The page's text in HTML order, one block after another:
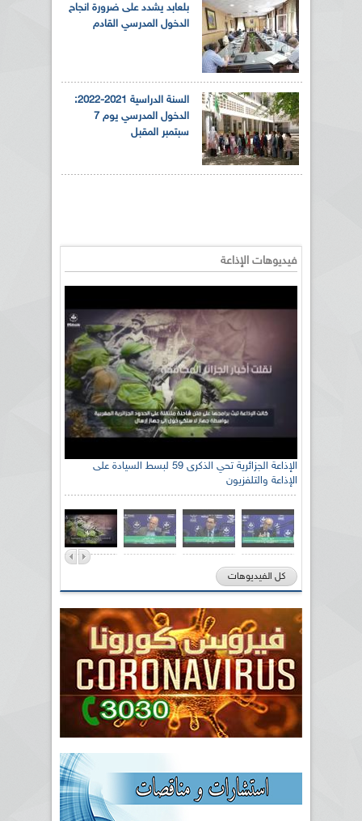
بلعابد يشدد على ضرورة انجاح
الدخول المدرسي القادم
السنة الدراسية 2021-2022:
الدخول المدرسي يوم 7
سبتمبر المقبل
فيديوهات الإذاعة
الإذاعة الجزائرية تحي الذكرى 59 لبسط السيادة على
الإذاعة والتلفزيون
كل الفيديوهات